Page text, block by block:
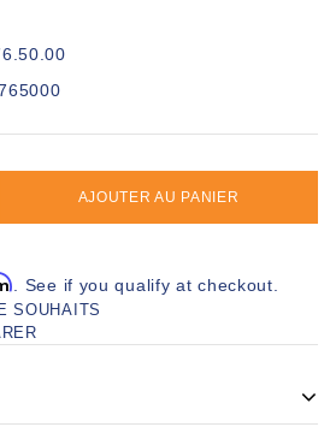
AJOUTER AU PANIER
. See if you qualify at checkout.
SOUHAITS